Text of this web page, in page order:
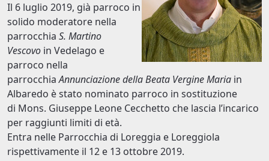
Il 6 luglio 2019, già parroco in
solido moderatore nella
parrocchia S. Martino
Vescovo in Vedelago e
parroco nella
parrocchiaAnnunciazione della Beata Vergine Maria in
Albaredo è stato nominato parroco in sostituzione
di Mons. Giuseppe Leone Cecchetto che lascia l’incarico
per raggiunti limiti di età.
Entra nelle Parrocchia di Loreggia e Loreggiola
rispettivamente il 12 e 13 ottobre 2019.